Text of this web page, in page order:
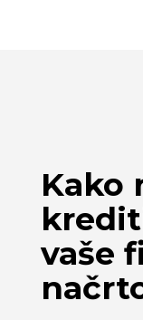
Kako
vaše